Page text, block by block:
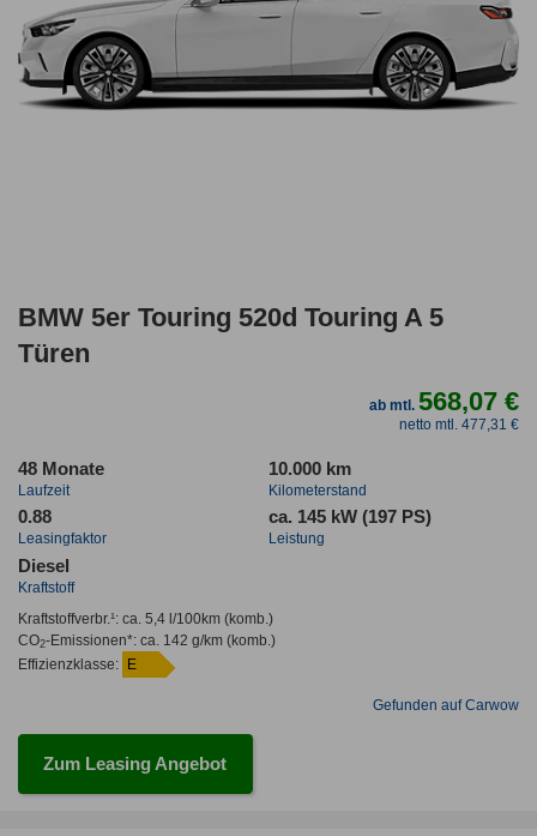
BMW 5er Touring 520d Touring A 5
Türen
ab mtl.568,07 €
netto mtl. 477,31 €
48 Monate
Laufzeit
10.000 km
Kilometerstand
0.88
Leasingfaktor
ca. 145 kW (197 PS)
Leistung
Diesel
Kraftstoff
Kraftstoffverbr.¹: ca. 5,4 l/100km(komb.)
CO2-Emissionen*: ca. 142 g/km(komb.)
Effizienzklasse:
E
Gefunden auf Carwow
Zum Leasing Angebot